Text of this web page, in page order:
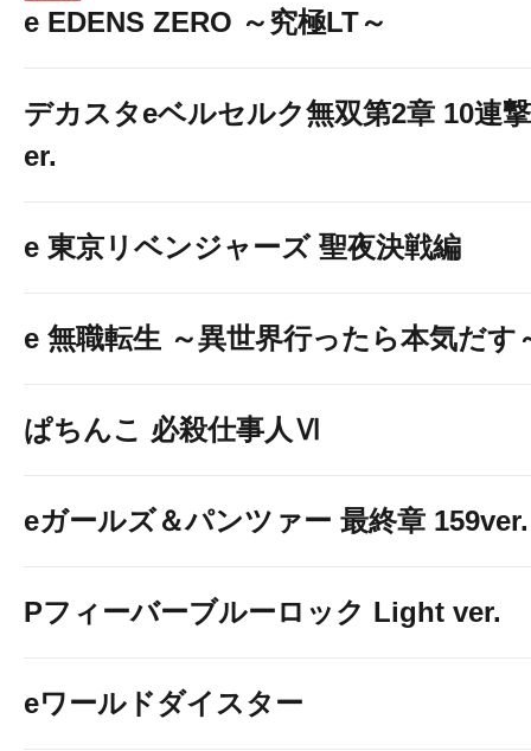
e EDENS ZERO ～究極LT～
デカスタeベルセルク無双第2章 10連
er.
e 東京リベンジャーズ 聖夜決戦編
e 無職転生 ～異世界行ったら本気だす
ぱちんこ 必殺仕事人Ⅵ
eガールズ＆パンツァー 最終章 159ver.
Pフィーバーブルーロック Light ver.
eワールドダイスター